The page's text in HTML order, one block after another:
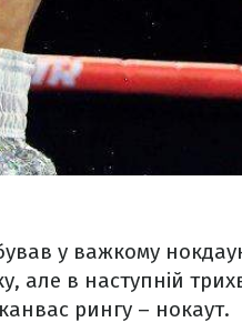
у важкому
але в наступній
рингу – нокаут.